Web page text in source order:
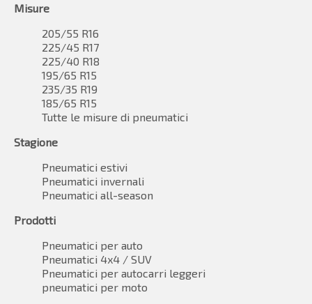
Misure
205/55 R16
225/45 R17
225/40 R18
195/65 R15
235/35 R19
185/65 R15
Tutte le misure di pneumatici
Stagione
Pneumatici estivi
Pneumatici invernali
Pneumatici all-season
Prodotti
Pneumatici per auto
Pneumatici 4x4 / SUV
Pneumatici per autocarri leggeri
pneumatici per moto